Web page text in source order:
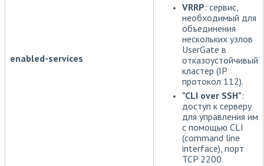
enabled-services
VRRP: сервис,
необходимый для
объединения
нескольких узлов
UserGate в
отказоустойчивый
кластер (IP
протокол 112).
"CLI over SSH":
доступ к серверу
для управления им
с помощью CLI
(command line
interface), порт
TCP 2200.